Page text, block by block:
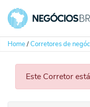
Home/Corretores de
Este Corretor